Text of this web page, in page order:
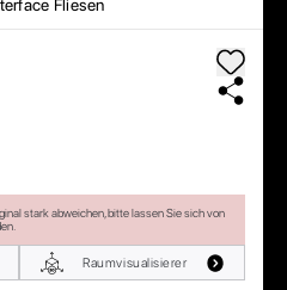
Fliesen
stark abweichen, bitte lassen Sie sich von
Raumvisualisierer